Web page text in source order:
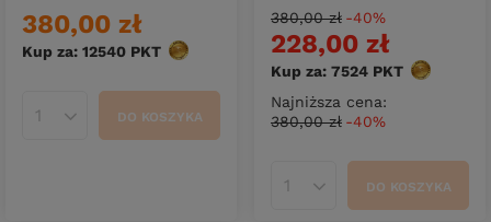
380,00 zł
Kup za: 12540 PKT punktów
Ilość produktówDO KOSZYKA
228,00 zł
Kup za: 7524 PKT punktów
Najniższa cena:
380,00 zł -40%
380,00 zł -40%
Ilość produktówDO KOSZYKA